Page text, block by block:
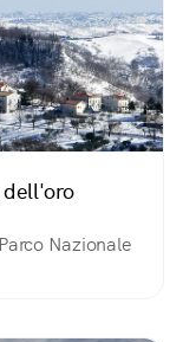
Nazionale